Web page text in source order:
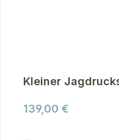
Kleiner
Regulärer Preis:
139,00 €